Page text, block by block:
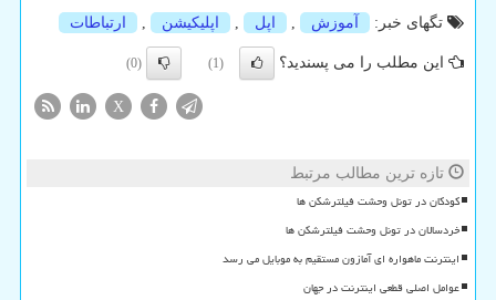
تگهای خبر: آموزش اپل اپلیكیشن ارتباطات
این مطلب را می پسندید؟ (1)
(0)
X
تازه ترین مطالب مرتبط
کودکان در تونل وحشت فیلترشکن ها
خردسالان در تونل وحشت فیلترشکن ها
اینترنت ماهواره ای آمازون مستقیم به موبایل می رسد
عوامل اصلی قطعی اینترنت در جهان